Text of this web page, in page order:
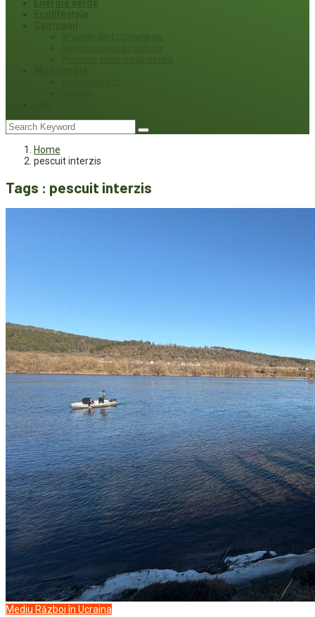
Home
pescuit interzis
Tags : pescuit interzis
Mediu Război în Ucraina